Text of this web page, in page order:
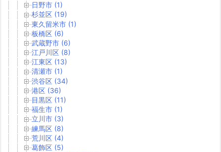
日野市 (1)
杉並区 (19)
東久留米市 (1)
板橋区 (6)
武蔵野市 (6)
江戸川区 (8)
江東区 (13)
清瀬市 (1)
渋谷区 (34)
港区 (36)
目黒区 (11)
福生市 (1)
立川市 (3)
練馬区 (8)
荒川区 (4)
葛飾区 (5)